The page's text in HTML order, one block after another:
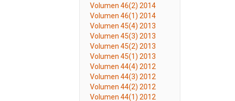
Volumen 46(2) 2014
Volumen 46(1) 2014
Volumen 45(4) 2013
Volumen 45(3) 2013
Volumen 45(2) 2013
Volumen 45(1) 2013
Volumen 44(4) 2012
Volumen 44(3) 2012
Volumen 44(2) 2012
Volumen 44(1) 2012